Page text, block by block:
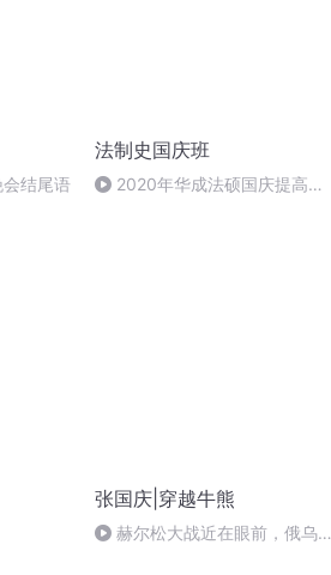
会结尾语
法制史国庆班
2020年华成法硕国庆提高班
张国庆|穿越牛熊
赫尔松大战近在眼前，俄乌冲